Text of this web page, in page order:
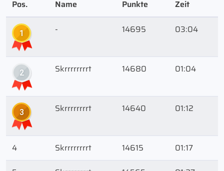
Pos. Name Punkte Zeit
1 - 14695 03:04
2 Skrrrrrrrrt 14680 01:04
3 Skrrrrrrrrt 14640 01:12
4 Skrrrrrrrrt 14615
01:17